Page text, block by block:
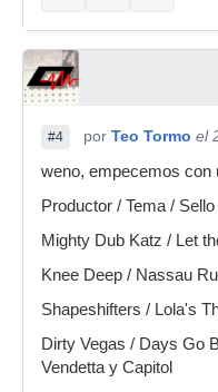
#4 por Teo Tormo el
weno, empecemos con
Productor / Tema / Sello
Mighty Dub Katz / Let
Knee Deep / Nassau
Shapeshifters / Lola's
Dirty Vegas / Days Go
Vendetta y Capitol